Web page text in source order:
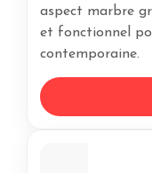
aspect marbre
et fonctionnel
contemporaine.